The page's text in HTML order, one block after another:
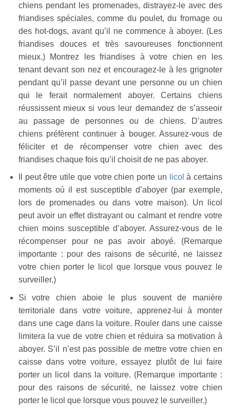
chiens pendant les promenades, distrayez-le avec des
friandises spéciales, comme du poulet, du fromage ou
des hot-dogs, avant qu’il ne commence à aboyer. (Les
friandises douces et très savoureuses fonctionnent
mieux.) Montrez les friandises à votre chien en les
tenant devant son nez et encouragez-le à les grignoter
pendant qu’il passe devant une personne ou un chien
qui le ferait normalement aboyer. Certains chiens
réussissent mieux si vous leur demandez de s’asseoir
au passage de personnes ou de chiens. D’autres
chiens préfèrent continuer à bouger. Assurez-vous de
féliciter et de récompenser votre chien avec des
friandises chaque fois qu’il choisit de ne pas aboyer.
Il peut être utile que votre chien porte un licol à certains
moments où il est susceptible d’aboyer (par exemple,
lors de promenades ou dans votre maison). Un licol
peut avoir un effet distrayant ou calmant et rendre votre
chien moins susceptible d’aboyer. Assurez-vous de le
récompenser pour ne pas avoir aboyé. (Remarque
importante : pour des raisons de sécurité, ne laissez
votre chien porter le licol que lorsque vous pouvez le
surveiller.)
Si votre chien aboie le plus souvent de manière
territoriale dans votre voiture, apprenez-lui à monter
dans une cage dans la voiture. Rouler dans une caisse
limitera la vue de votre chien et réduira sa motivation à
aboyer. S’il n’est pas possible de mettre votre chien en
caisse dans votre voiture, essayez plutôt de lui faire
porter un licol dans la voiture. (Remarque importante :
pour des raisons de sécurité, ne laissez votre chien
porter le licol que lorsque vous pouvez le surveiller.)